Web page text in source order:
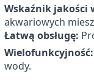
Wskaźnik jakości
akwariowych
Łatwą obsługę:
Wielofunkcyjność:
wody.